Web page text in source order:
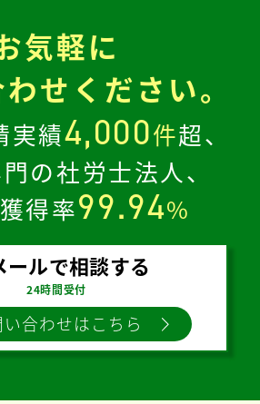
気軽に
せください。
実績4,000件超、
の社労士法人、
得率99.94%
ールで相談する
24時間受付
い合わせはこちら